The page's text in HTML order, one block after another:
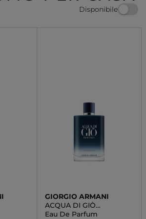
Disponibile
GIORGIO ARMANI
ACQUA DI GIÒ
PROFONDO
Eau De Parfum